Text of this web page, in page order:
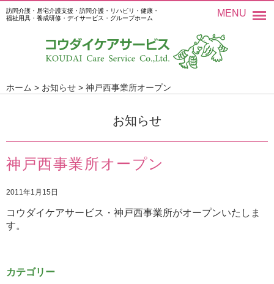
訪問介護・居宅介護支援・訪問介護・リハビリ・健康・
福祉用具・養成研修・デイサービス・グループホーム
MENU
ホーム > お知らせ > 神戸西事業所オープン
お知らせ
神戸西事業所オープン
2011年1月15日
コウダイケアサービス・神戸西事業所がオープンいたしま
す。
カテゴリー